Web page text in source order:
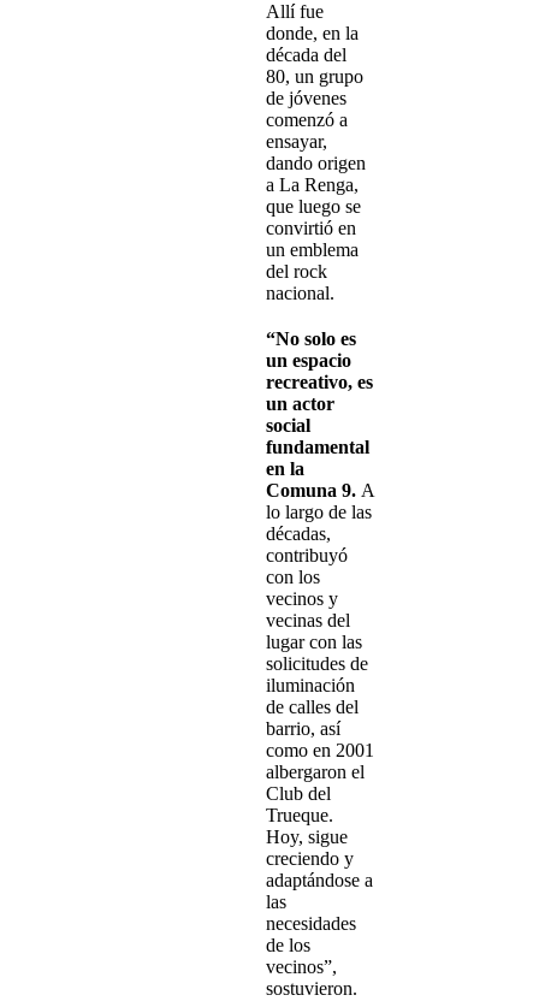
Allí fue
donde, en la
década del
80, un grupo
de jóvenes
comenzó a
ensayar,
dando origen
a La Renga,
que luego se
convirtió en
un emblema
del rock
nacional.
“No solo es
un espacio
recreativo, es
un actor
social
fundamental
en la
Comuna 9. A
lo largo de las
décadas,
contribuyó
con los
vecinos y
vecinas del
lugar con las
solicitudes de
iluminación
de calles del
barrio, así
como en 2001
albergaron el
Club del
Trueque.
Hoy, sigue
creciendo y
adaptándose a
las
necesidades
de los
vecinos”,
sostuvieron.